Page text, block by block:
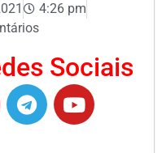
4:26 pm
Sociais